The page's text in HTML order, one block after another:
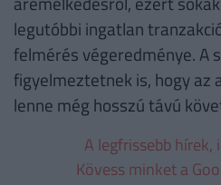
legutóbbi ingatlan
felmérés végeredménye. A
figyelmeztetnek is, hogy az
lenne még hosszú távú
A legfrissebb hírek,
Kövess minket a